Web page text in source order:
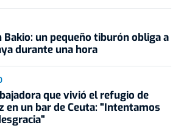
Bakio: un pequeño tiburón obliga a
durante una hora
que vivió el refugio de
en un bar de Ceuta: "Intentamos